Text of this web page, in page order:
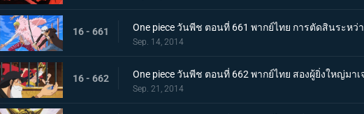
16 - 661 One piece วันพีช ตอนที่ 661 พากย์ไทย การตัดสินระห
Sep. 14, 2014
16 - 662 One piece วันพีช ตอนที่ 662 พากย์ไทย สองผู้ยิ่งใหญ่มา
Sep. 21, 2014